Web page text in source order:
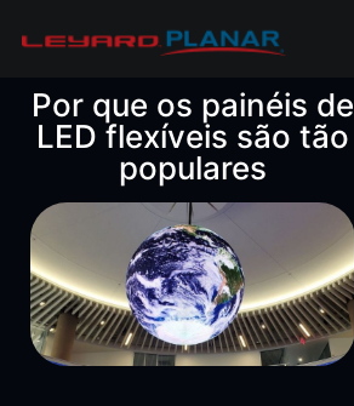
Por que os painéis de
LED flexíveis são tão
populares